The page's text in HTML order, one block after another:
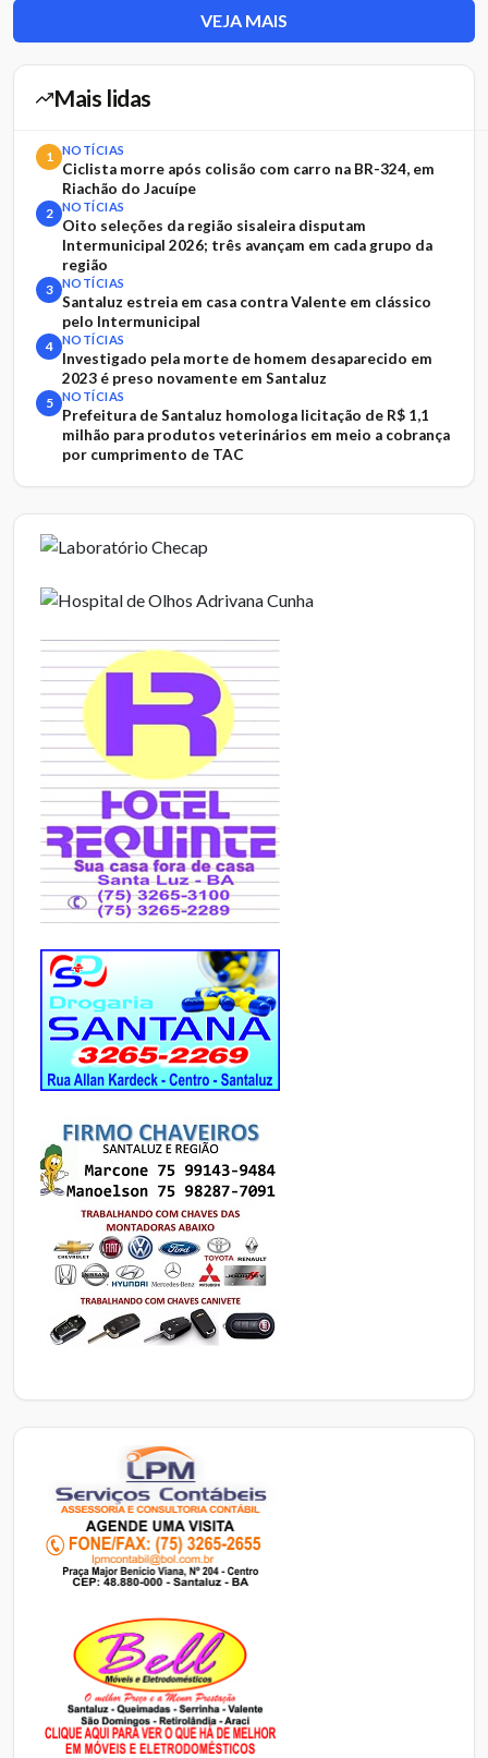
VEJA MAIS
Mais lidas
1 NOTÍCIAS
Ciclista morre após colisão com carro na BR-324, em
Riachão do Jacuípe
2 NOTÍCIAS
Oito seleções da região sisaleira disputam
Intermunicipal 2026; três avançam em cada grupo da
região
3 NOTÍCIAS
Santaluz estreia em casa contra Valente em clássico
pelo Intermunicipal
4 NOTÍCIAS
Investigado pela morte de homem desaparecido em
2023 é preso novamente em Santaluz
5 NOTÍCIAS
Prefeitura de Santaluz homologa licitação de R$ 1,1
milhão para produtos veterinários em meio a cobrança
por cumprimento de TAC